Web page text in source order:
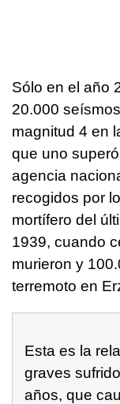
Sólo en el año
20.000
magnitud 4 en
que uno
agencia
recogidos por
mortífero del
1939, cuando
murieron y
terremoto en
Esta es la
graves
años, que